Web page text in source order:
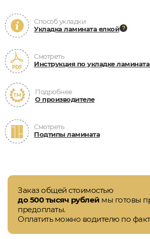
Способ укладки
Укладка ламината елкой
Смотреть
Инструкция по укладке
Подробнее
О производителе
Смотреть
Подтипы ламината
Заказ общей стоимостью
до 500 тысяч рублей мы готовы
предоплаты.
Оплатить можно водителю по